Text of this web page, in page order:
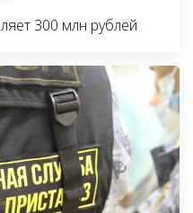
300 млн рублей